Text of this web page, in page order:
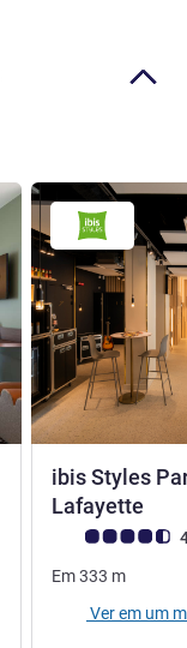
ibis Styles
Lafayette
Nota clientes
Em333 m
Ver em um